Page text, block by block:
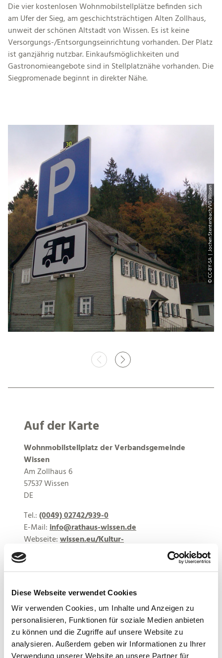
Diese Webseite verwendet Cookies
Wir verwenden Cookies, um Inhalte und Anzeigen zu
personalisieren, Funktionen für soziale Medien anbieten
zu können und die Zugriffe auf unsere Website zu
analysieren. Außerdem geben wir Informationen zu Ihrer
Verwendung unserer Website an unsere Partner für
Die vier kostenlosen Wohnmobilstellplätze befinden sich
am Ufer der Sieg, am geschichtsträchtigen Alten Zollhaus,
unweit der schönen Altstadt von Wissen. Es ist keine
Versorgungs-/Entsorgungseinrichtung vorhanden. Der Platz
ist ganzjährig nutzbar. Einkaufsmöglichkeiten und
Gastronomieangebote sind in Stellplatznähe vorhanden. Die
Siegpromenade beginnt in direkter Nähe.
© CC-BY-SA | Jochen Stentenbach/VG Wissen
Auf der Karte
Wohnmobilstellplatz der Verbandsgemeinde
Wissen
Am Zollhaus 6
57537 Wissen
DE
Tel.:(0049) 02742/939-0
E-Mail:info@rathaus-wissen.de
Webseite:wissen.eu/Kultur-
Tourismus/Camping-Stellpl%C3%A4tze-
f%C3%BCr-Wohnmobile/Wohnmobil-Stellplatz-
Wissen
Anreise planen